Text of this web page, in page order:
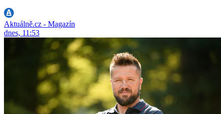
Aktuálně.cz - Magazín
dnes, 11:53